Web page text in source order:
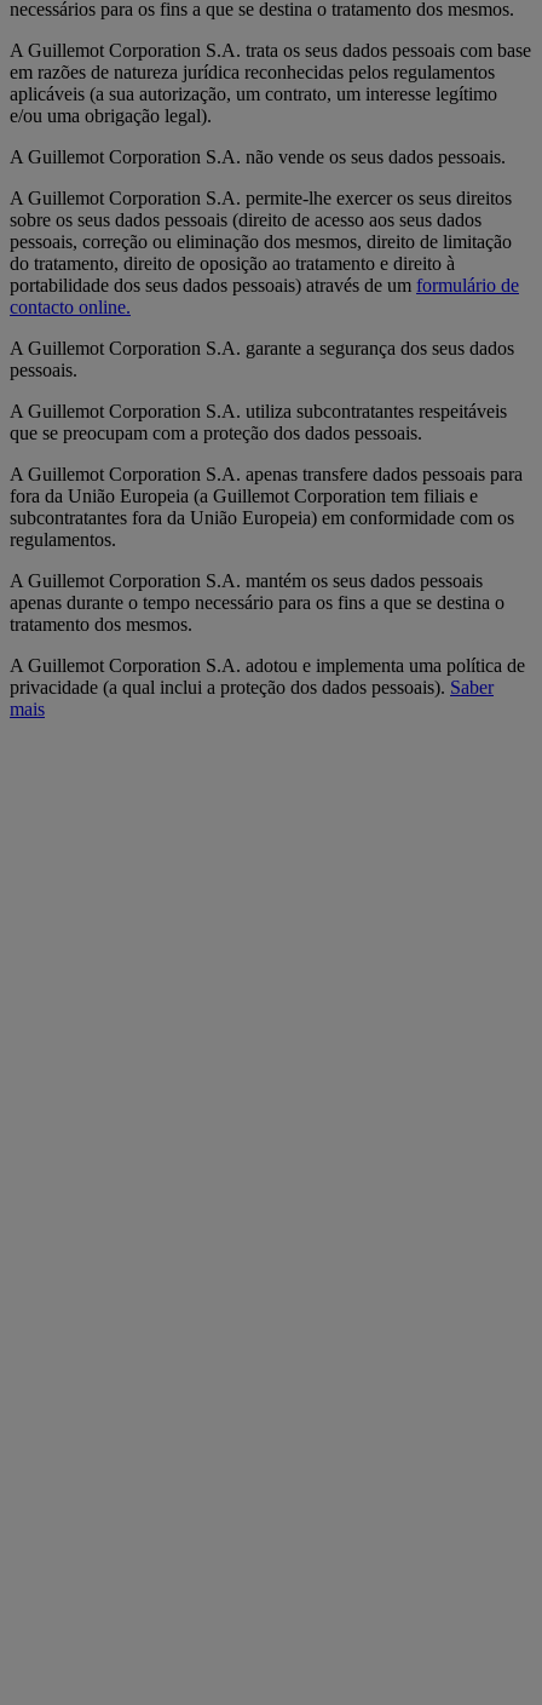
necessários para os fins a que se destina o tratamento dos mesmos.
A Guillemot Corporation S.A. trata os seus dados pessoais com base
em razões de natureza jurídica reconhecidas pelos regulamentos
aplicáveis (a sua autorização, um contrato, um interesse legítimo
e/ou uma obrigação legal).
A Guillemot Corporation S.A. não vende os seus dados pessoais.
A Guillemot Corporation S.A. permite-lhe exercer os seus direitos
sobre os seus dados pessoais (direito de acesso aos seus dados
pessoais, correção ou eliminação dos mesmos, direito de limitação
do tratamento, direito de oposição ao tratamento e direito à
portabilidade dos seus dados pessoais) através de um formulário de
contacto online.
A Guillemot Corporation S.A. garante a segurança dos seus dados
pessoais.
A Guillemot Corporation S.A. utiliza subcontratantes respeitáveis
que se preocupam com a proteção dos dados pessoais.
A Guillemot Corporation S.A. apenas transfere dados pessoais para
fora da União Europeia (a Guillemot Corporation tem filiais e
subcontratantes fora da União Europeia) em conformidade com os
regulamentos.
A Guillemot Corporation S.A. mantém os seus dados pessoais
apenas durante o tempo necessário para os fins a que se destina o
tratamento dos mesmos.
A Guillemot Corporation S.A. adotou e implementa uma política de
privacidade (a qual inclui a proteção dos dados pessoais). Saber
mais